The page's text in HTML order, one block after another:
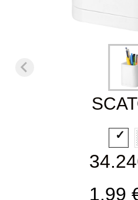
1,99